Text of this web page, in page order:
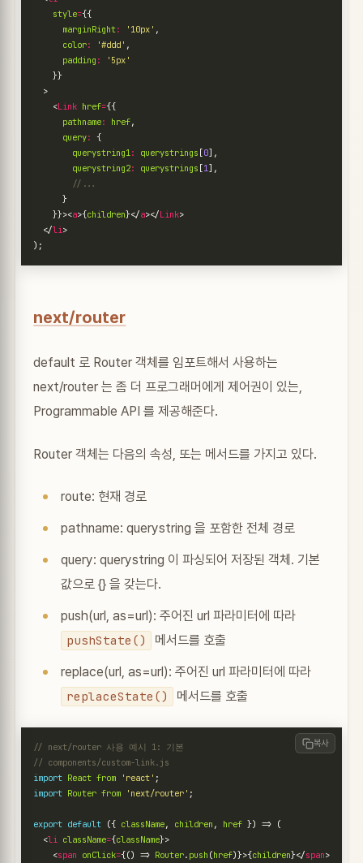
style={{
marginRight: '10px' ,
color: '#ddd' ,
padding :
'5px'
}}
>
<Link href={{
pathname: href,
query: {
querystring1 : querystrings [0],
querystring2: querystrings [1 ],
}
}}><a>{children}</a></Link>
</li >
);
next/router
default 로 Router 객체를 임포트해서 사용하는
next/router 는 좀 더 프로그래머에게 제어권이 있는,
Programmable API 를 제공해준다.
Router 객체는 다음의 속성, 또는 메서드를 가지고 있다.
route: 현재 경로
pathname: querystring 을 포함한 전체 경로
query: querystring 이 파싱되어 저장된 객체. 기본
값으로 {} 을 갖는다.
push(url, as=url): 주어진 url 파라미터에 따라
pushState() 메서드를 호출
replace(url, as=url): 주어진 url 파라미터에 따라
replaceState() 메서드를 호출
import React from 'react' ;
import Router from 'next/router' ;
export default ({ className, children , href }) => (
<li className={className}>
<span onClick={() => Router. push (href)}>{children}</span>
복사